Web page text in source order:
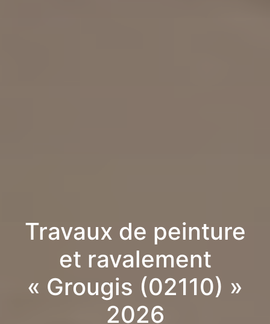
Travaux de peinture
et ravalement
« Grougis (02110) »
2026